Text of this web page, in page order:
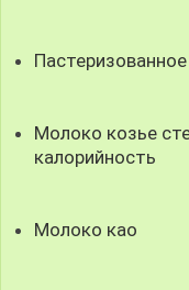
Молоко козье
калорийность
Молоко као